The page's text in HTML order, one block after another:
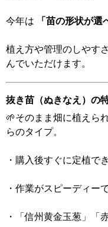
今年は 「苗の形状が選
植え方や管理のしやす
んでいただけます。
抜き苗（ぬきなえ）の
🌱そのまま畑に植えら
らのタイプ。
・購入後すぐに定植で
・作業がスピーディー
・「信州黄金玉葱」「